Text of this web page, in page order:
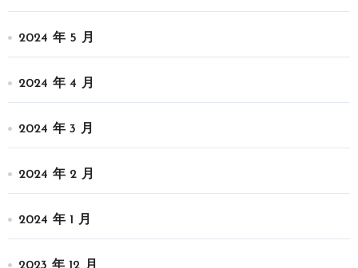
2024 年 5 月
2024 年 4 月
2024 年 3 月
2024 年 2 月
2024 年 1 月
2023 年 12 月